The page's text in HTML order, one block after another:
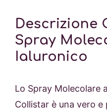
Descrizione
Spray
Ialuronico
Lo Spray Molecolare
Collistar è una vero